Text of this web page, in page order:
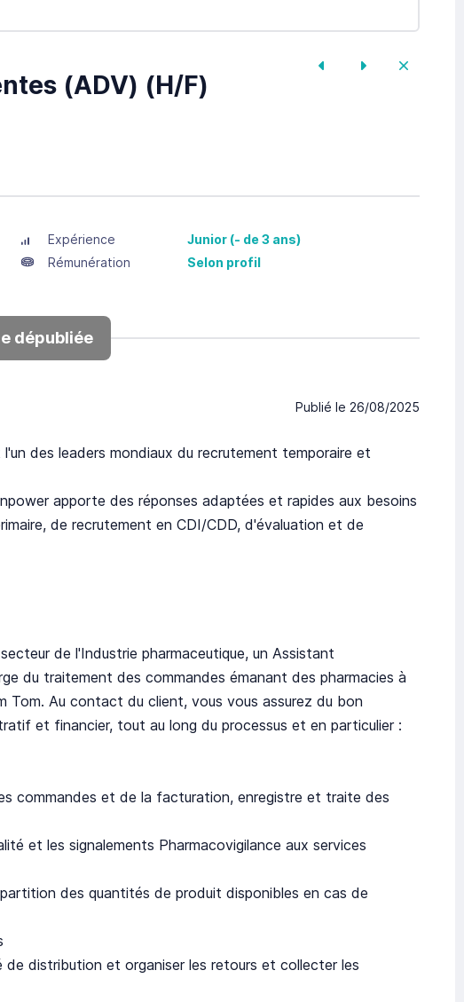
(ADV) (H/F)
Expérience
Junior (- de 3 ans)
Rémunération
Selon profil
dépubliée
Publié le 26/08/2025
des leaders mondiaux du recrutement temporaire et
apporte des réponses adaptées et rapides aux besoins
de recrutement en CDI/CDD, d'évaluation et de
de l'Industrie pharmaceutique, un Assistant
du traitement des commandes émanant des pharmacies à
Tom. Au contact du client, vous vous assurez du bon
et financier, tout au long du processus et en particulier :
commandes et de la facturation, enregistre et traite des
et les signalements Pharmacovigilance aux services
des quantités de produit disponibles en cas de
distribution et organiser les retours et collecter les